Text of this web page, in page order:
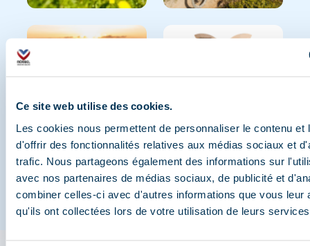
Ce site web utilise des cookies.
Les cookies nous permettent de personnaliser le contenu et
d'offrir des fonctionnalités relatives aux médias sociaux et
trafic. Nous partageons également des informations sur
avec nos partenaires de médias sociaux, de publicité et
combiner celles-ci avec d'autres informations que vous leur
qu'ils ont collectées lors de votre utilisation de leurs